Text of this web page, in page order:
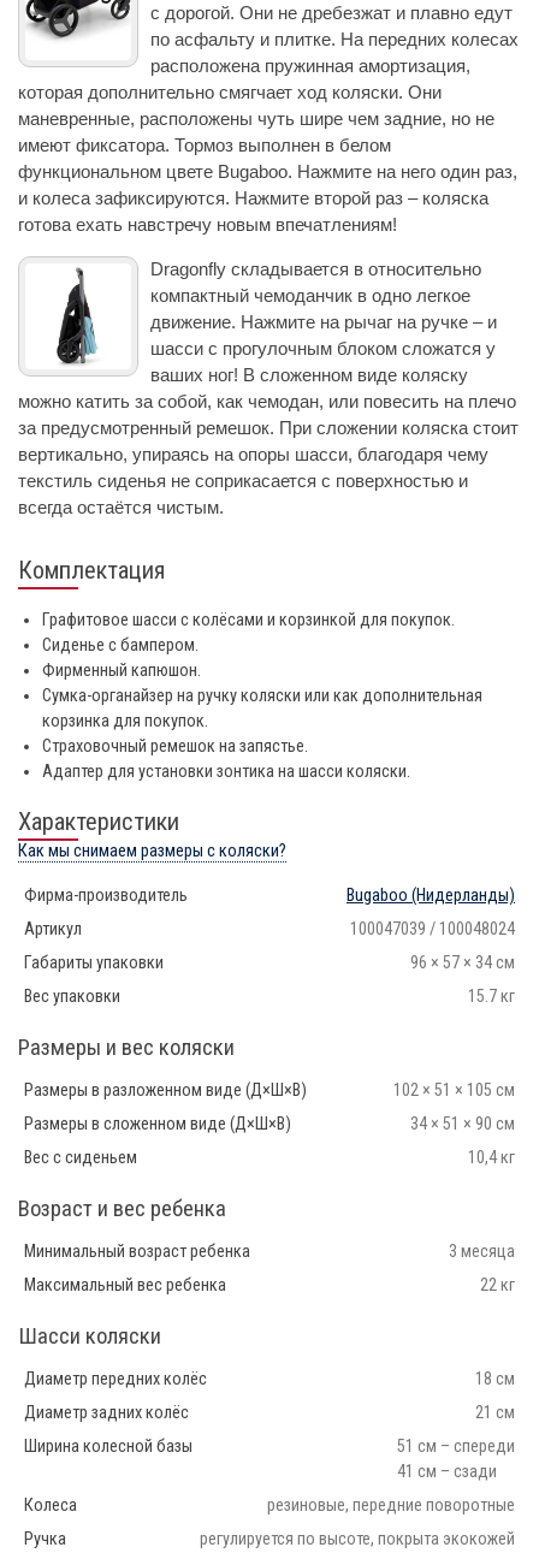
с дорогой. Они не дребезжат и плавно едут
по асфальту и плитке. На передних колесах
расположена пружинная амортизация,
которая дополнительно смягчает ход коляски. Они
маневренные, расположены чуть шире чем задние, но не
имеют фиксатора. Тормоз выполнен в белом
функциональном цвете Bugaboo. Нажмите на него один раз,
и колеса зафиксируются. Нажмите второй раз – коляска
готова ехать навстречу новым впечатлениям!
Dragonfly складывается в относительно
компактный чемоданчик в одно легкое
движение. Нажмите на рычаг на ручке – и
шасси с прогулочным блоком сложатся у
ваших ног! В сложенном виде коляску
можно катить за собой, как чемодан, или повесить на плечо
за предусмотренный ремешок. При сложении коляска стоит
вертикально, упираясь на опоры шасси, благодаря чему
текстиль сиденья не соприкасается с поверхностью и
всегда остаётся чистым.
Комплектация
Графитовое шасси с колёсами и корзинкой для покупок.
Сиденье с бампером.
Фирменный капюшон.
Сумка-органайзер на ручку коляски или как дополнительная
корзинка для покупок.
Страховочный ремешок на запястье.
Адаптер для установки зонтика на шасси коляски.
Характеристики
Как мы снимаем размеры с коляски?
Фирма-производитель Bugaboo (Нидерланды)
Артикул
100047039 / 100048024
Габариты упаковки
96 × 57 × 34 см
Вес упаковки
15.7 кг
Размеры и вес коляски
Размеры в разложенном виде (Д×Ш×В)
102 × 51 × 105 см
Размеры в сложенном виде (Д×Ш×В)
34 × 51 × 90 см
Вес с сиденьем
10,4 кг
Возраст и вес ребенка
Минимальный возраст ребенка
3 месяца
Максимальный вес ребенка
22 кг
Шасси коляски
Диаметр передних колёс
18 см
Диаметр задних колёс
21 см
Ширина колесной базы
51 см – спереди
41 см – сзади
Колеса
резиновые, передние поворотные
Ручка
регулируется по высоте, покрыта экокожей